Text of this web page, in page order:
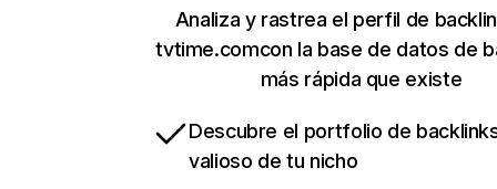
Analiza y rastrea el perfil de
tvtime.comcon la base de datos de
más rápida que existe
Descubre el portfolio de
valioso de tu nicho